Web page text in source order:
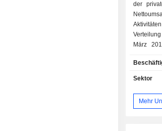
der
Aktivitäten auf: -
März
sich auf
und
Gruppe
Kakao; - Sonstige (12%): insbesondere
Sektor
Mehr